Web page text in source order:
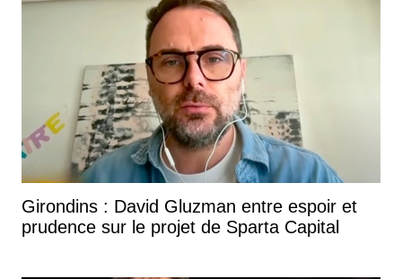
Girondins : David Gluzman entre espoir et
prudence sur le projet de Sparta Capital